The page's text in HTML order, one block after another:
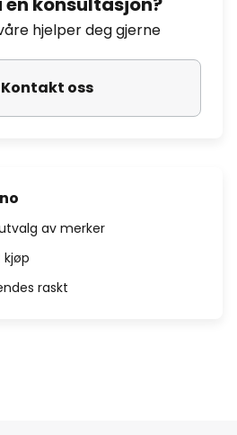
hjelper deg gjerne
Kontakt oss
av merker
raskt